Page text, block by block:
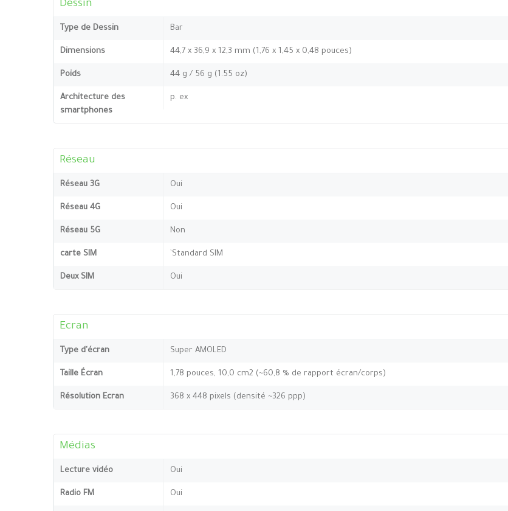
Dessin
Type de Dessin Bar
Dimensions 44,7 x 36,9 x 12,3 mm (1,76 x 1,45 x 0,48 pouces)
Poids 44 g / 56 g (1.55 oz)
Architecture des
smartphones
p. ex
Réseau
Réseau 3G Oui
Réseau 4G Oui
Réseau 5G Non
carte SIM `Standard SIM
Deux SIM Oui
Ecran
Type d'écran Super AMOLED
Taille Écran 1,78 pouces, 10,0 cm2 (~60,8 % de rapport écran/corps)
Résolution Ecran 368 x 448 pixels (densité ~326 ppp)
Médias
Lecture vidéo Oui
Radio FM Oui